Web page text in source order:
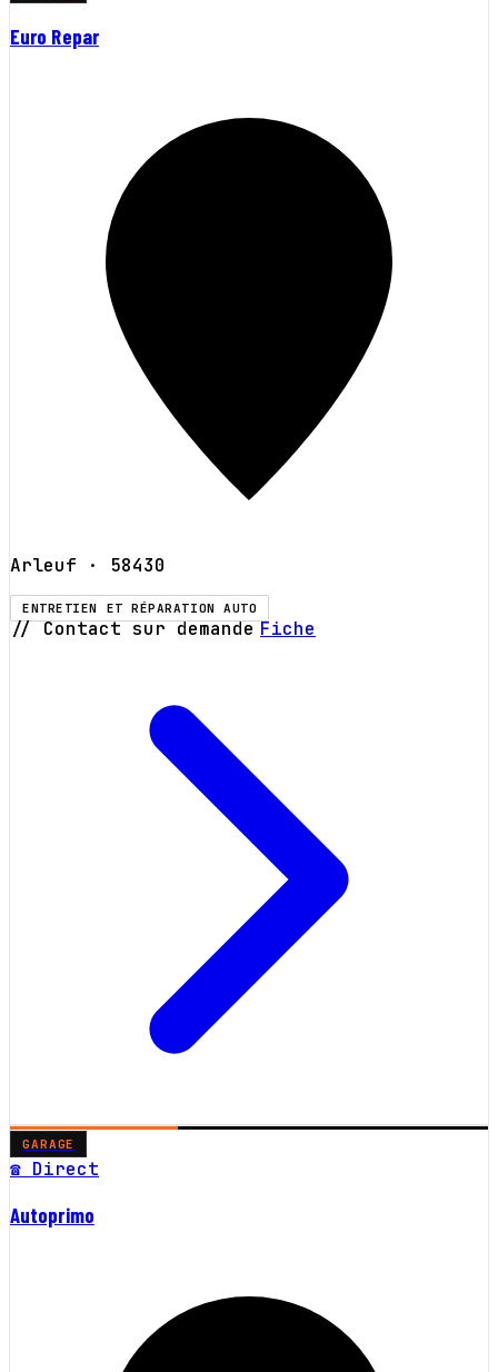
Euro Repar
Arleuf · 58430
ENTRETIEN ET RÉPARATION AUTO
// Contact sur demande Fiche
GARAGE
☎ Direct
Autoprimo